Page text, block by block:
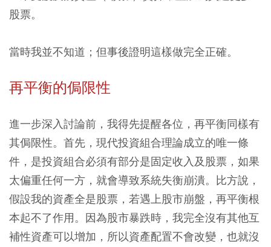
股票。
當時我並不知道；但事後證明這樣做完全正確。
再平衡的侷限性
進一步深入討論前，我得先提醒各位， 再平衡同樣有
其侷限性。首先，現代投資組合理論成立的唯一條
件，是投資組合必須有部分是固定收入及股票，如果
太偏重任何一方，就會導致系統失衡崩潰。比方說，
假設我的資產全是股票，若遇上股市崩盤，再平衡根
本起不了作用。因為股市暴跌時，我完全沒有其他互
補性資產可以增加，所以資產配置不會改變，也就沒